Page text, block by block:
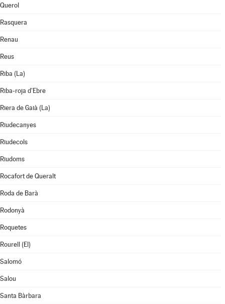
Querol
Rasquera
Renau
Reus
Riba (La)
Riba-roja d'Ebre
Riera de Gaià (La)
Riudecanyes
Riudecols
Riudoms
Rocafort de Queralt
Roda de Barà
Rodonyà
Roquetes
Rourell (El)
Salomó
Salou
Santa Bàrbara